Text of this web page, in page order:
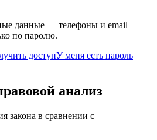
данные — телефоны и email
по паролю.
доступУ меня есть пароль
анализ
закона в сравнении с